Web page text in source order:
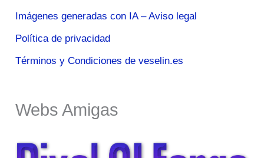
Imágenes generadas con IA – Aviso legal
Política de privacidad
Términos y Condiciones de veselin.es
Webs Amigas